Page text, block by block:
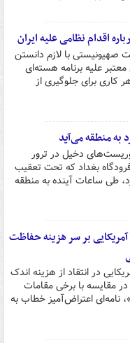
اقدام نظامی علیه ایران
صهیونیستی با لازم دانستن
معتبر علیه برنامه هسته‌ای
کاری برای جلوگیری از
منطقه می‌آید
دخیل در ترور
بغداد که تحت تعقیب
طی ساعات آینده به منطقه
بر سر هزینه حفاظت
در انتقاد از هزینه اندک
با برخی مقامات
نامه‌ای اعتراض‌آمیز خطاب به